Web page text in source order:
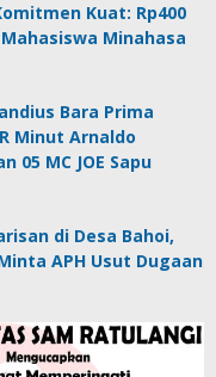
Kuat: Rp400
Minahasa
Bara Prima
Minut Arnaldo
05 MC JOE Sapu
di Desa Bahoi,
APH Usut Dugaan